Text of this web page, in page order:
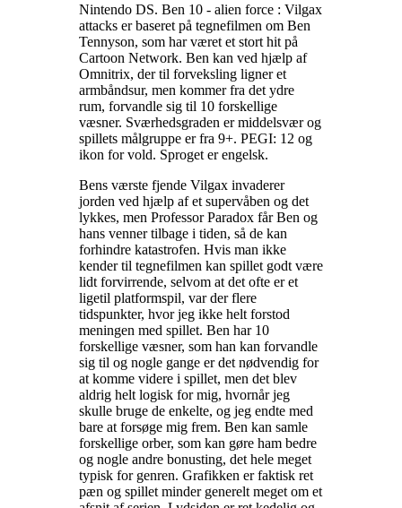
Nintendo DS. Ben 10 - alien force : Vilgax
attacks er baseret på tegnefilmen om Ben
Tennyson, som har været et stort hit på
Cartoon Network. Ben kan ved hjælp af
Omnitrix, der til forveksling ligner et
armbåndsur, men kommer fra det ydre
rum, forvandle sig til 10 forskellige
væsner. Sværhedsgraden er middelsvær og
spillets målgruppe er fra 9+. PEGI: 12 og
ikon for vold. Sproget er engelsk.
Bens værste fjende Vilgax invaderer
jorden ved hjælp af et supervåben og det
lykkes, men Professor Paradox får Ben og
hans venner tilbage i tiden, så de kan
forhindre katastrofen. Hvis man ikke
kender til tegnefilmen kan spillet godt være
lidt forvirrende, selvom at det ofte er et
ligetil platformspil, var der flere
tidspunkter, hvor jeg ikke helt forstod
meningen med spillet. Ben har 10
forskellige væsner, som han kan forvandle
sig til og nogle gange er det nødvendig for
at komme videre i spillet, men det blev
aldrig helt logisk for mig, hvornår jeg
skulle bruge de enkelte, og jeg endte med
bare at forsøge mig frem. Ben kan samle
forskellige orber, som kan gøre ham bedre
og nogle andre bonusting, det hele meget
typisk for genren. Grafikken er faktisk ret
pæn og spillet minder generelt meget om et